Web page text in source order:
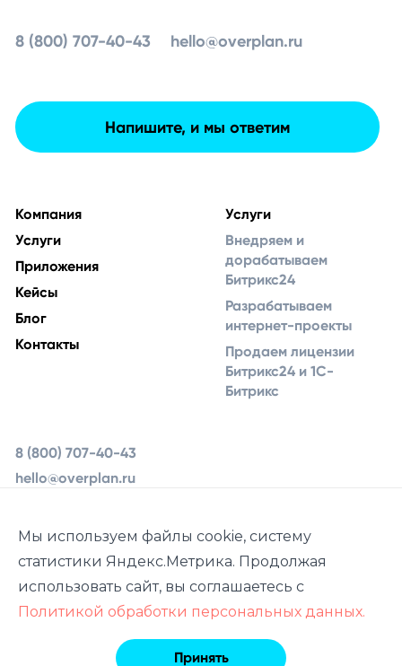
8 (800) 707-40-43 hello@overplan.ru
Напишите, и мы ответим
Компания
Услуги
Приложения
Кейсы
Блог
Контакты
Услуги
Внедряем и
дорабатываем
Битрикс24
Разрабатываем
интернет-проекты
Продаем лицензии
Битрикс24 и 1С-
Битрикс
8 (800) 707-40-43
hello@overplan.ru
Overplan.ru
Мы используем файлы cookie, систему
статистики Яндекс.Метрика. Продолжая
использовать сайт, вы соглашаетесь с
Политикой обработки персональных данных.
Принять